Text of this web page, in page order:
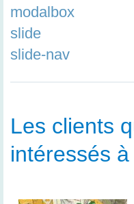
modalbox
slide
slide-nav
Les clients
intéressés à